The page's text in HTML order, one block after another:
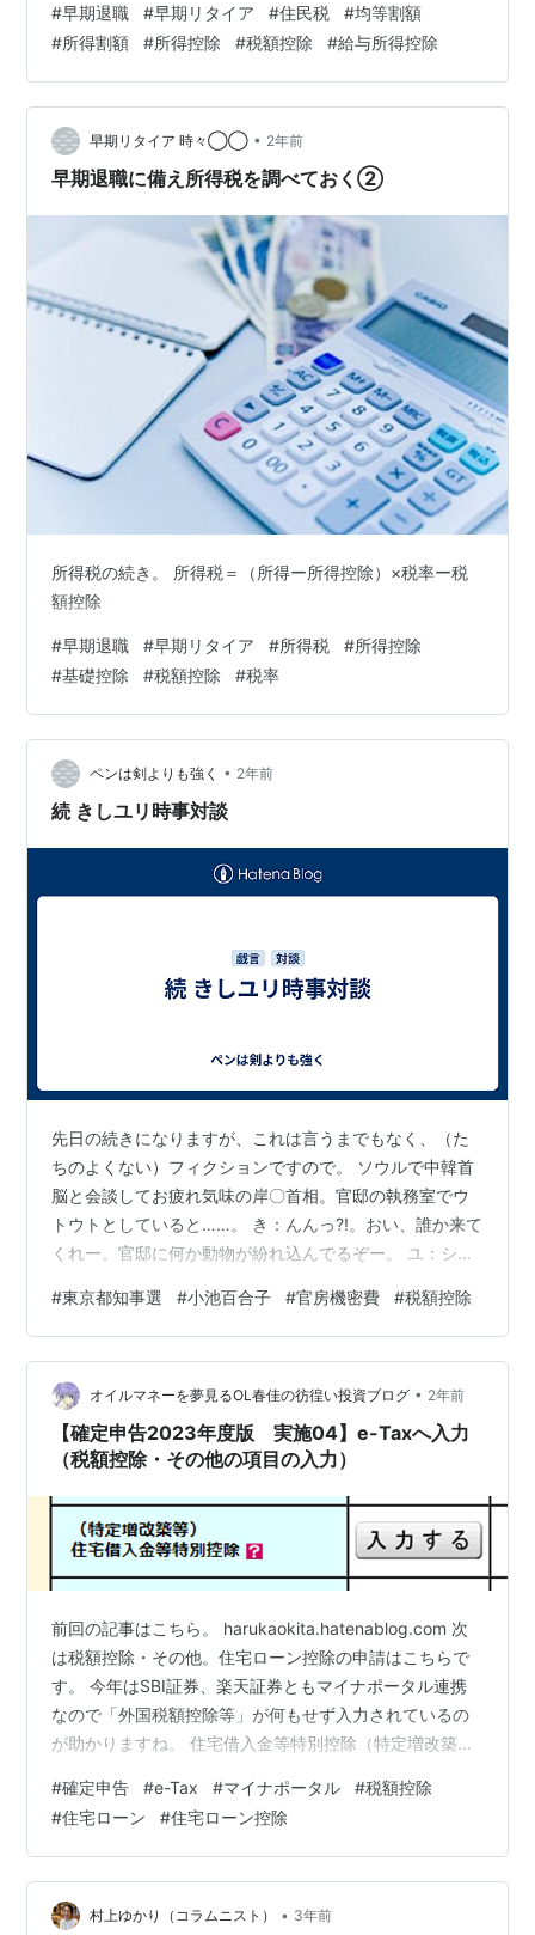
#早期退職 #早期リタイア #住民税 #均等割額
#所得割額 #所得控除 #税額控除 #給与所得控除
早期リタイア 時々◯◯ • 2年前
早期退職に備え所得税を調べておく②
所得税の続き。 所得税＝（所得ー所得控除）×税率ー税
額控除
#早期退職 #早期リタイア #所得税 #所得控除
#基礎控除 #税額控除 #税率
ペンは剣よりも強く • 2年前
続 きしユリ時事対談
先日の続きになりますが、これは言うまでもなく、（た
ちのよくない）フィクションですので。 ソウルで中韓首
脳と会談してお疲れ気味の岸〇首相。官邸の執務室でウ
トウトとしていると……。 き：んんっ?!。おい、誰か来て
くれー。官邸に何か動物が紛れ込んでるぞー。 ユ：シー
だ、きみはぁ。尻にシッポをくつけて、ヒゲまで付け
て、いったいここで何をやってるんだね？ ユ：もー、総
理ったら、大きな声を出して、イヤですわ。最近は得点
稼ぎですぐに外国に行ってしまうから、ほんとにつかま
らなくて困ります。直接お会いするために、こうして変
装して入り込んだんですのョ。 き：変装っ…
#東京都知事選 #小池百合子 #官房機密費 #税額控除
オイルマネーを夢見るOL春佳の彷徨い投資ブログ • 2年前
【確定申告2023年度版 実施04】e-Taxへ入力
（税額控除・その他の項目の入力）
前回の記事はこちら。 harukaokita.hatenablog.com 次
は税額控除・その他。住宅ローン控除の申請はこちらで
す。 今年はSBI証券、楽天証券ともマイナポータル連携
なので「外国税額控除等」が何もせず入力されているの
が助かりますね。 住宅借入金等特別控除（特定増改築
（特定増改築等） 手元に、住宅ローン契約会社から送ら
れてくる「住宅取得資金に係る借入金の年末残高等証明
書」を準備。住信SBIネット銀行の場合、年末までにはが
きで送られてきます。 私の場合はマンション。「住宅の
新築又は土地付きの新築住宅を購入した」を選択。住居
#確定申告 #e-Tax #マイナポータル #税額控除
#住宅ローン #住宅ローン控除
村上ゆかり（コラムニスト） • 3年前